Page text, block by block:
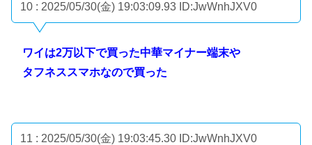
10 : 2025/05/30(金) 19:03:09.93 ID:JwWnhJXV0
ワイは2万以下で買った中華マイナー端末や
タフネススマホなので買った
11 : 2025/05/30(金) 19:03:45.30 ID:JwWnhJXV0